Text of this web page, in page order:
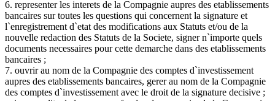
6. representer les interets de la Compagnie aupres des etablissements
bancaires sur toutes les questions qui concernent la signature et
l`enregistrement d`etat des modifications aux Statuts et/ou de la
nouvelle redaction des Statuts de la Societe, signer n`importe quels
documents necessaires pour cette demarche dans des etablissements
bancaires ;
7. ouvrir au nom de la Compagnie des comptes d`investissement
aupres des etablissements bancaires, gerer au nom de la Compagnie
des comptes d`investissement avec le droit de la signature decisive ;